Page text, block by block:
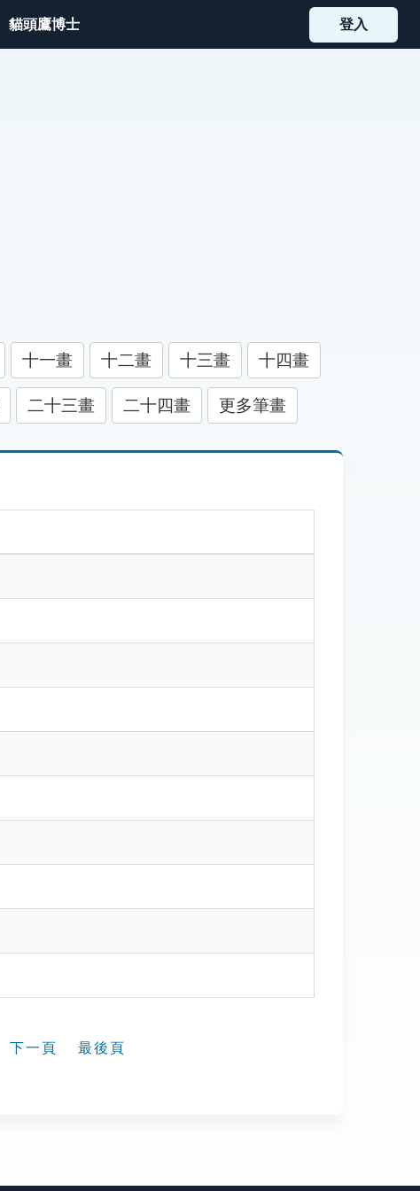
貓頭鷹博士 登入
十一畫 十二畫 十三畫 十四畫
二十三畫 二十四畫 更多筆畫
下一頁 最後頁